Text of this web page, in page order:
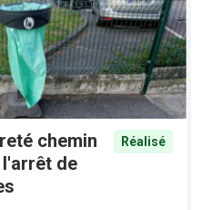
chemin
de
Réalisé